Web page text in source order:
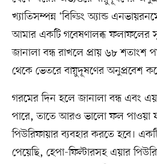
খ্যাতিসম্পন্ন ‘বিল্ডিং অ্যান্ড
আমার একটি গবেষণালব্ধ ফলাফলের
জানালা বন্ধ রাখলে প্রায় ৬৮ শতাংশ
থেকে ভেতরে বায়ুদূষণের অনুপ্রবেশ
গরমের দিন হলে জানালা বন্ধ এবং
পারে, তাতে আরও ভালো ফল পাওয়া
পিউরিফায়ার ব্যবহার করতে হবে।
পেয়েছি, হেপা-ফিল্টারসহ এয়ার